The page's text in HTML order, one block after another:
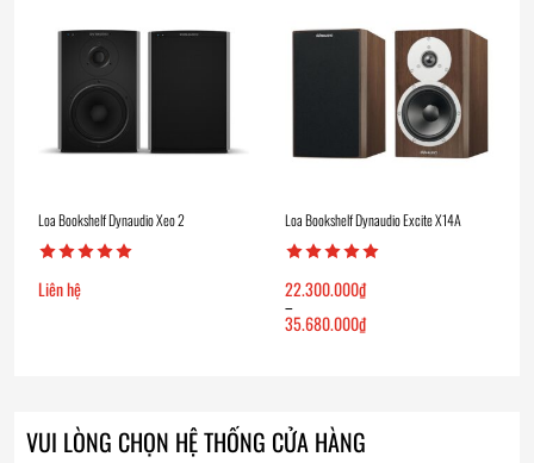
Loa Bookshelf Dynaudio Xeo 2
Liên hệ
Loa Bookshelf Dynaudio Excite X14A
22.300.000₫
–
35.680.000₫
VUI LÒNG CHỌN HỆ THỐNG CỬA HÀNG